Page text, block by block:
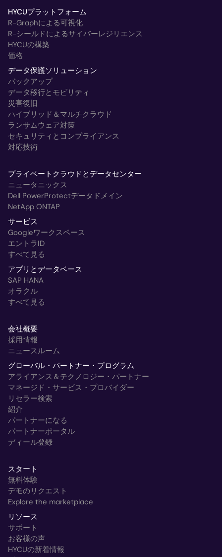
HYCUプラットフォーム
R-Graphによる可視化
R-シールドによるサイバーレジリエンス
HYCUの構築
価格
データ保護ソリューション
バックアップ
データ移行とモビリティ
災害復旧
ハイブリッド＆マルチクラウド
ランサムウェア対策
セキュリティとコンプライアンス
対応技術
プライベートクラウドとデータセンター
ニュータニックス
Dell PowerProtectデータドメイン
NetApp ONTAP
サービス
Googleワークスペース
エントラID
すべて見る
アプリとデータベース
SAP HANA
オラクル
すべて見る
会社概要
採用情報
ニュースルーム
グローバル・パートナー・プログラム
アライアンス＆テクノロジー・パートナー
マネージド・サービス・プロバイダー
リセラー検索
紹介
パートナーになる
パートナーポータル
ディール登録
スタート
無料体験
デモのリクエスト
Explore the marketplace
リソース
サポート
お客様の声
HYCUの新着情報